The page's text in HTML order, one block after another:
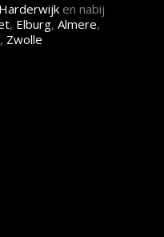
Harderwijk en nabij
, Elburg, Almere,
, Zwolle